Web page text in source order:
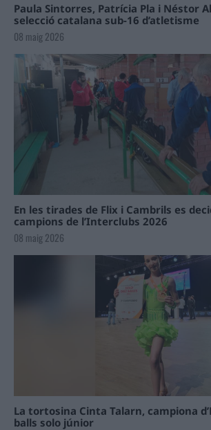
Paula Sintorres, Patrícia Pla i Néstor
selecció catalana sub-16 d’atletisme
08 maig 2026
En les tirades de Flix i Cambrils es
campions de l’Interclubs 2026
08 maig 2026
La tortosina Cinta Talarn, campiona
balls solo júnior